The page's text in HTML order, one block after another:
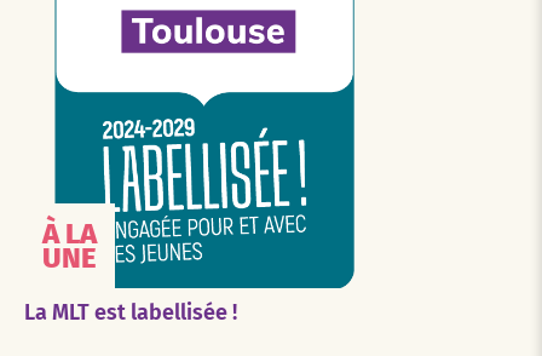
À LA
UNE
La MLT est labellisée !